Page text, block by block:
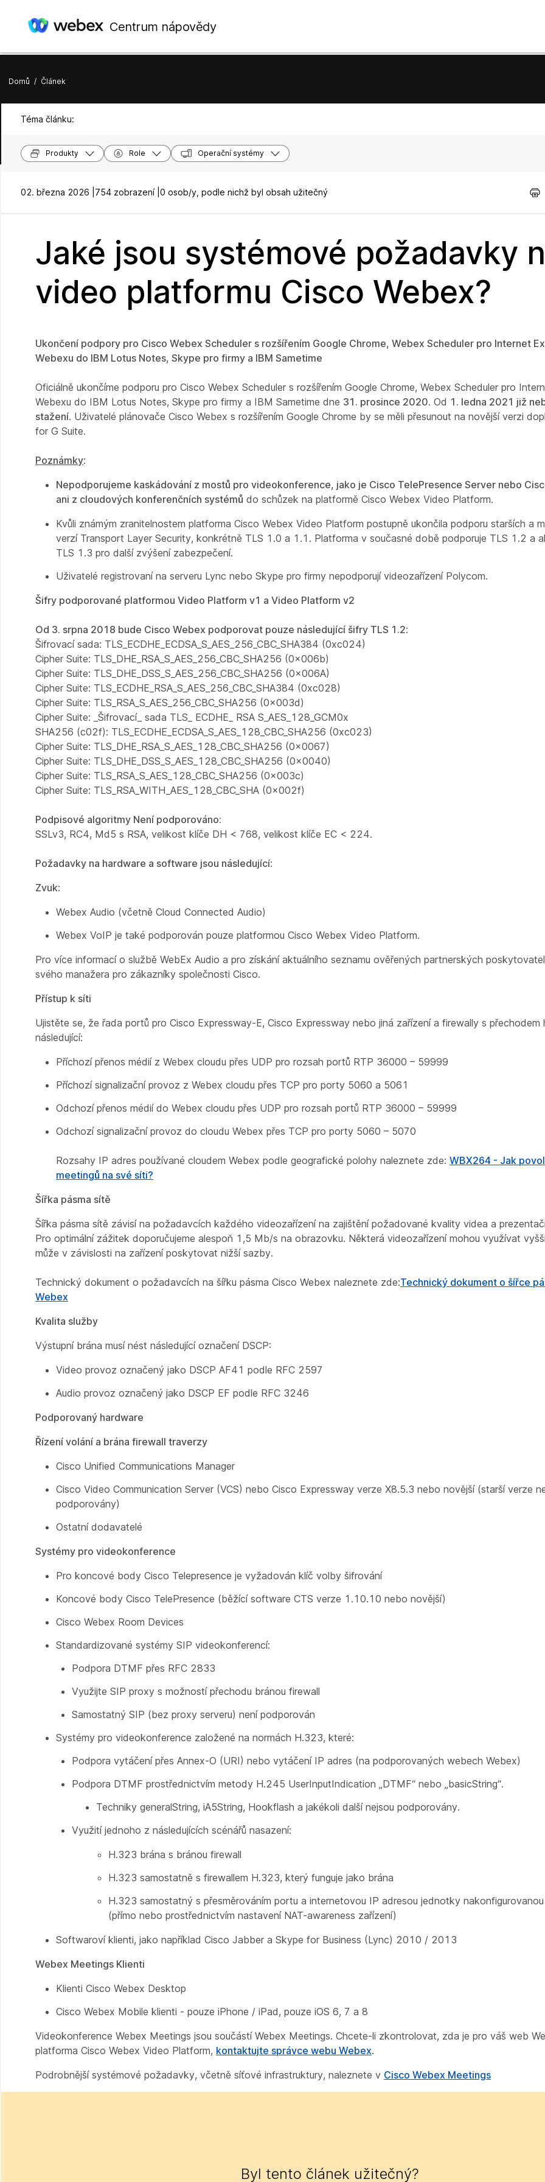
Centrum nápovědy
Domů / Článek
Téma článku:
Produkty Role Operační systémy
02. března 2026 | 754 zobrazení | 0 osob/y, podle nichž byl obsah užitečný
Jaké jsou systémové požadavky
video platformu Cisco Webex?
Ukončení podpory pro Cisco Webex Scheduler s rozšířením Google Chrome, Webex Scheduler pro Internet
Webexu do IBM Lotus Notes, Skype pro firmy a IBM Sametime
Oficiálně ukončíme podporu pro Cisco Webex Scheduler s rozšířením Google Chrome, Webex Scheduler pro
Webexu do IBM Lotus Notes, Skype pro firmy a IBM Sametime dne 31. prosince 2020. Od 1. ledna 2021 již
stažení. Uživatelé plánovače Cisco Webex s rozšířením Google Chrome by se měli přesunout na novější verzi
for G Suite.
Poznámky:
Nepodporujeme kaskádování z mostů pro videokonference, jako je Cisco TelePresence Server nebo
ani z cloudových konferenčních systémů do schůzek na platformě Cisco Webex Video Platform.
Kvůli známým zranitelnostem platforma Cisco Webex Video Platform postupně ukončila podporu starších a
verzí Transport Layer Security, konkrétně TLS 1.0 a 1.1. Platforma v současné době podporuje TLS 1.2 a
TLS 1.3 pro další zvýšení zabezpečení.
Uživatelé registrovaní na serveru Lync nebo Skype pro firmy nepodporují videozařízení Polycom.
Šifry podporované platformou Video Platform v1 a Video Platform v2
Od 3. srpna 2018 bude Cisco Webex podporovat pouze následující šifry TLS 1.2:
Šifrovací sada: TLS_ECDHE_ECDSA_S_AES_256_CBC_SHA384 (0xc024)
Cipher Suite: TLS_DHE_RSA_S_AES_256_CBC_SHA256 (0x006b)
Cipher Suite: TLS_DHE_DSS_S_AES_256_CBC_SHA256 (0x006A)
Cipher Suite: TLS_ECDHE_RSA_S_AES_256_CBC_SHA384 (0xc028)
Cipher Suite: TLS_RSA_S_AES_256_CBC_SHA256 (0x003d)
Cipher Suite: _Šifrovací_ sada TLS_ ECDHE_ RSA S_AES_128_GCM0x
SHA256 (c02f): TLS_ECDHE_ECDSA_S_AES_128_CBC_SHA256 (0xc023)
Cipher Suite: TLS_DHE_RSA_S_AES_128_CBC_SHA256 (0x0067)
Cipher Suite: TLS_DHE_DSS_S_AES_128_CBC_SHA256 (0x0040)
Cipher Suite: TLS_RSA_S_AES_128_CBC_SHA256 (0x003c)
Cipher Suite: TLS_RSA_WITH_AES_128_CBC_SHA (0x002f)
Podpisové algoritmy Není podporováno:
SSLv3, RC4, Md5 s RSA, velikost klíče DH < 768, velikost klíče EC < 224.
Požadavky na hardware a software jsou následující:
Zvuk:
Webex Audio (včetně Cloud Connected Audio)
Webex VoIP je také podporován pouze platformou Cisco Webex Video Platform.
Pro více informací o službě WebEx Audio a pro získání aktuálního seznamu ověřených partnerských
svého manažera pro zákazníky společnosti Cisco.
Přístup k síti
Ujistěte se, že řada portů pro Cisco Expressway-E, Cisco Expressway nebo jiná zařízení a firewally s přechodem
následující:
Příchozí přenos médií z Webex cloudu přes UDP pro rozsah portů RTP 36000 – 59999
Příchozí signalizační provoz z Webex cloudu přes TCP pro porty 5060 a 5061
Odchozí přenos médií do Webex cloudu přes UDP pro rozsah portů RTP 36000 – 59999
Odchozí signalizační provoz do cloudu Webex přes TCP pro porty 5060 – 5070
Rozsahy IP adres používané cloudem Webex podle geografické polohy naleznete zde: WBX264 - Jak
meetingů na své síti?
Šířka pásma sítě
Šířka pásma sítě závisí na požadavcích každého videozařízení na zajištění požadované kvality videa a
Pro optimální zážitek doporučujeme alespoň 1,5 Mb/s na obrazovku. Některá videozařízení mohou využívat
může v závislosti na zařízení poskytovat nižší sazby.
Technický dokument o požadavcích na šířku pásma Cisco Webex naleznete zde:Technický dokument o šířce
Webex
Kvalita služby
Výstupní brána musí nést následující označení DSCP:
Video provoz označený jako DSCP AF41 podle RFC 2597
Audio provoz označený jako DSCP EF podle RFC 3246
Podporovaný hardware
Řízení volání a brána firewall traverzy
Cisco Unified Communications Manager
Cisco Video Communication Server (VCS) nebo Cisco Expressway verze X8.5.3 nebo novější (starší verze
podporovány)
Ostatní dodavatelé
Systémy pro videokonference
Pro koncové body Cisco Telepresence je vyžadován klíč volby šifrování
Koncové body Cisco TelePresence (běžící software CTS verze 1.10.10 nebo novější)
Cisco Webex Room Devices
Standardizované systémy SIP videokonferencí:
Podpora DTMF přes RFC 2833
Využijte SIP proxy s možností přechodu bránou firewall
Samostatný SIP (bez proxy serveru) není podporován
Systémy pro videokonference založené na normách H.323, které:
Podpora vytáčení přes Annex-O (URI) nebo vytáčení IP adres (na podporovaných webech Webex)
Podpora DTMF prostřednictvím metody H.245 UserInputIndication „DTMF“ nebo „basicString“.
Techniky generalString, iA5String, Hookflash a jakékoli další nejsou podporovány.
Využití jednoho z následujících scénářů nasazení:
H.323 brána s bránou firewall
H.323 samostatně s firewallem H.323, který funguje jako brána
H.323 samostatný s přesměrováním portu a internetovou IP adresou jednotky
(přímo nebo prostřednictvím nastavení NAT-awareness zařízení)
Softwaroví klienti, jako například Cisco Jabber a Skype for Business (Lync) 2010 / 2013
Webex Meetings Klienti
Klienti Cisco Webex Desktop
Cisco Webex Mobile klienti - pouze iPhone / iPad, pouze iOS 6, 7 a 8
Videokonference Webex Meetings jsou součástí Webex Meetings. Chcete-li zkontrolovat, zda je pro váš web
platforma Cisco Webex Video Platform, kontaktujte správce webu Webex.
Podrobnější systémové požadavky, včetně síťové infrastruktury, naleznete v Cisco Webex Meetings
Byl tento článek užitečný?